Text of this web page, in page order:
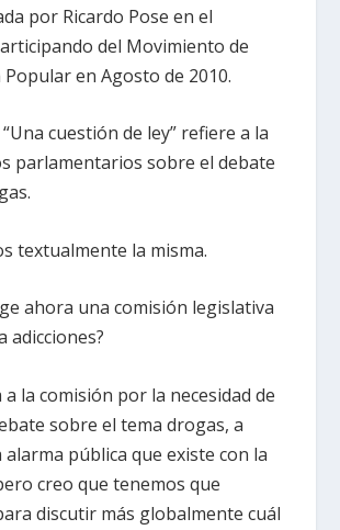
por Ricardo Pose en el
del Movimiento de
en Agosto de 2010.
cuestión de ley” refiere a la
parlamentarios sobre el debate
textualmente la misma.
ahora una comisión legislativa
adicciones?
a la comisión por la necesidad de
sobre el tema drogas, a
pública que existe con la
creo que tenemos que
discutir más globalmente cuál